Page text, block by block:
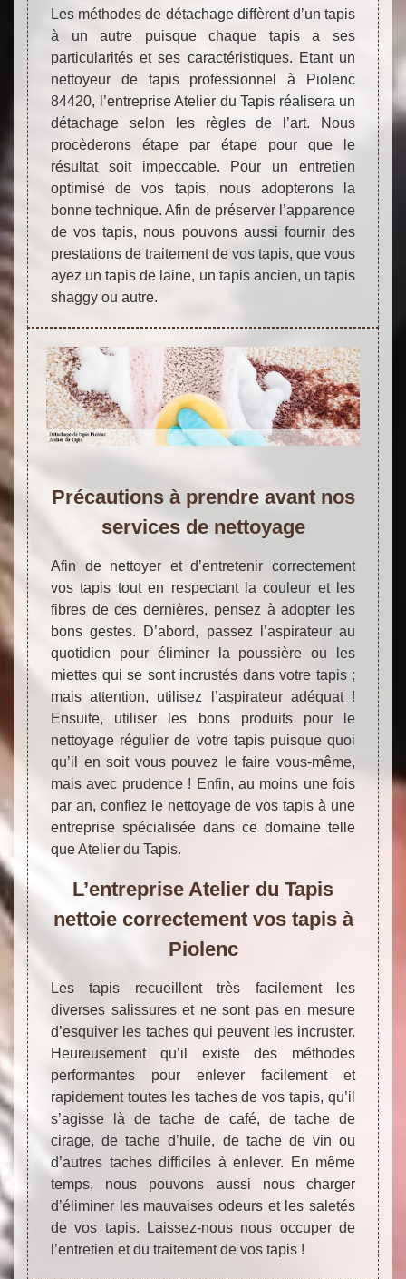
Les méthodes de détachage diffèrent d’un tapis
à un autre puisque chaque tapis a ses
particularités et ses caractéristiques. Etant un
nettoyeur de tapis professionnel à Piolenc
84420, l’entreprise Atelier du Tapis réalisera un
détachage selon les règles de l’art. Nous
procèderons étape par étape pour que le
résultat soit impeccable. Pour un entretien
optimisé de vos tapis, nous adopterons la
bonne technique. Afin de préserver l’apparence
de vos tapis, nous pouvons aussi fournir des
prestations de traitement de vos tapis, que vous
ayez un tapis de laine, un tapis ancien, un tapis
shaggy ou autre.
Précautions à prendre avant nos
services de nettoyage
Afin de nettoyer et d’entretenir correctement
vos tapis tout en respectant la couleur et les
fibres de ces dernières, pensez à adopter les
bons gestes. D’abord, passez l’aspirateur au
quotidien pour éliminer la poussière ou les
miettes qui se sont incrustés dans votre tapis ;
mais attention, utilisez l’aspirateur adéquat !
Ensuite, utiliser les bons produits pour le
nettoyage régulier de votre tapis puisque quoi
qu’il en soit vous pouvez le faire vous-même,
mais avec prudence ! Enfin, au moins une fois
par an, confiez le nettoyage de vos tapis à une
entreprise spécialisée dans ce domaine telle
que Atelier du Tapis.
L’entreprise Atelier du Tapis
nettoie correctement vos tapis à
Piolenc
Les tapis recueillent très facilement les
diverses salissures et ne sont pas en mesure
d’esquiver les taches qui peuvent les incruster.
Heureusement qu’il existe des méthodes
performantes pour enlever facilement et
rapidement toutes les taches de vos tapis, qu’il
s’agisse là de tache de café, de tache de
cirage, de tache d’huile, de tache de vin ou
d’autres taches difficiles à enlever. En même
temps, nous pouvons aussi nous charger
d’éliminer les mauvaises odeurs et les saletés
de vos tapis. Laissez-nous nous occuper de
l’entretien et du traitement de vos tapis !